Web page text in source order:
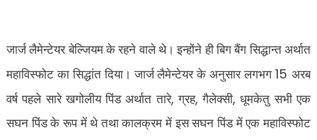
जार्ज लैमेन्टेयर बेल्जियम के रहने वाले थे। इन्होंने ही बिग बैंग सिद्धान्त अर्थात
महाविस्फोट का सिद्धांत दिया। जार्ज लैमेन्टेयर के अनुसार लगभग15अरब
वर्ष पहले सारे खगोलीय पिंड अर्थात तारे,ग्रह,गैलेक्सी,धूमकेतु सभी एक
सघन पिंड के रूप में थे तथा कालक्रम में इस सघन पिंड में एक महाविस्फोट